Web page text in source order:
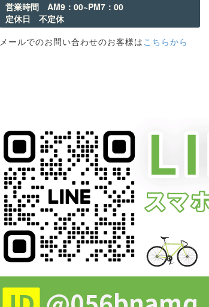
営業時間 AM9：00~PM7：00
定休日 不定休
メールでのお問い合わせのお客様はこちらから